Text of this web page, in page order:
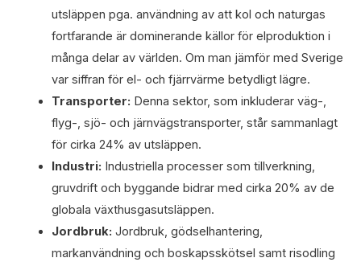
utsläppen pga. användning av att kol och naturgas
fortfarande är dominerande källor för elproduktion i
många delar av världen. Om man jämför med Sverige
var siffran för el- och fjärrvärme betydligt lägre.
Transporter: Denna sektor, som inkluderar väg-,
flyg-, sjö- och järnvägstransporter, står sammanlagt
för cirka 24% av utsläppen.
Industri: Industriella processer som tillverkning,
gruvdrift och byggande bidrar med cirka 20% av de
globala växthusgasutsläppen.
Jordbruk: Jordbruk, gödselhantering,
markanvändning och boskapsskötsel samt risodling